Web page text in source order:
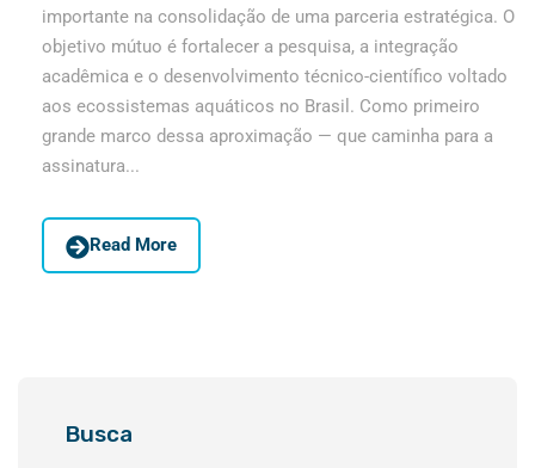
importante na consolidação de uma parceria estratégica. O
objetivo mútuo é fortalecer a pesquisa, a integração
acadêmica e o desenvolvimento técnico-científico voltado
aos ecossistemas aquáticos no Brasil. Como primeiro
grande marco dessa aproximação — que caminha para a
assinatura...
Read More
Busca